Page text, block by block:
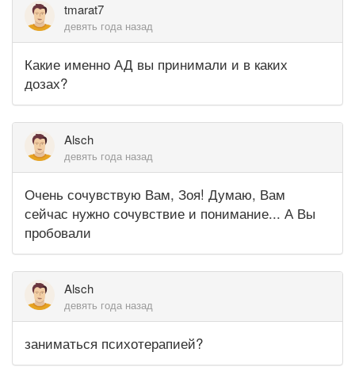
tmarat7
девять года назад
Какие именно АД вы принимали и в каких
дозах?
Alsch
девять года назад
Очень сочувствую Вам, Зоя! Думаю, Вам
сейчас нужно сочувствие и понимание... А Вы
пробовали
Alsch
девять года назад
заниматься психотерапией?